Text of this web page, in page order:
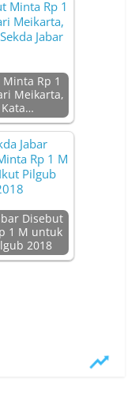
Rp 1
Meikarta,
Disebut
1 M untuk
2018